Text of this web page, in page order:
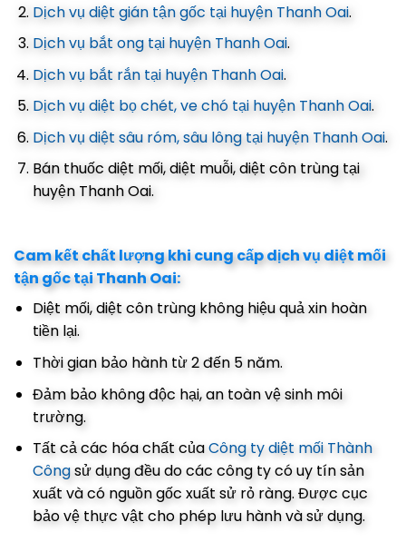
Dịch vụ diệt gián tận gốc tại huyện Thanh Oai.
Dịch vụ bắt ong tại huyện Thanh Oai.
Dịch vụ bắt rắn tại huyện Thanh Oai.
Dịch vụ diệt bọ chét, ve chó tại huyện Thanh Oai.
Dịch vụ diệt sâu róm, sâu lông tại huyện Thanh Oai.
Bán thuốc diệt mối, diệt muỗi, diệt côn trùng tại
huyện Thanh Oai.
Cam kết chất lượng khi cung cấp dịch vụ diệt mối
tận gốc tại Thanh Oai:
Diệt mối, diệt côn trùng không hiệu quả xin hoàn
tiền lại.
Thời gian bảo hành từ 2 đến 5 năm.
Đảm bảo không độc hại, an toàn vệ sinh môi
trường.
Tất cả các hóa chất củaCông ty diệt mối Thành
Côngsử dụng đều do các công ty có uy tín sản
xuất và có nguồn gốc xuất sử rỏ ràng. Được cục
bảo vệ thực vật cho phép lưu hành và sử dụng.